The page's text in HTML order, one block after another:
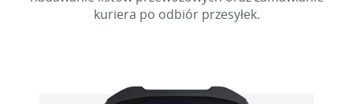
kuriera po odbiór przesyłek.